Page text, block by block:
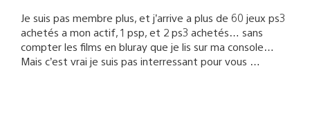
Je suis pas membre plus, et j’arrive a plus de 60 jeux ps3
achetés a mon actif, 1 psp, et 2 ps3 achetés… sans
compter les films en bluray que je lis sur ma console…
Mais c’est vrai je suis pas interressant pour vous …